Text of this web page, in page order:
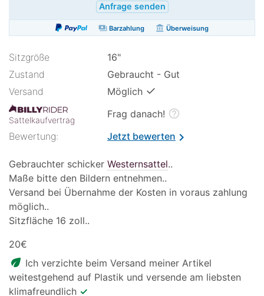
Anfrage senden
paymentsBarzahlung account_balance Überweisung
Sitzgröße
16"
Zustand
Gebraucht - Gut
Versand
Möglich ✓
Sattelkaufvertrag
Frag danach! help_outline
Bewertung: Jetzt bewertenchevron_right
Gebrauchter schicker Westernsattel..
Maße bitte den Bildern entnehmen..
Versand bei Übernahme der Kosten in voraus zahlung
möglich..
Sitzfläche 16 zoll..
20€
eco Ich verzichte beim Versand meiner Artikel
weitestgehend auf Plastik und versende am liebsten
klimafreundlich ✓